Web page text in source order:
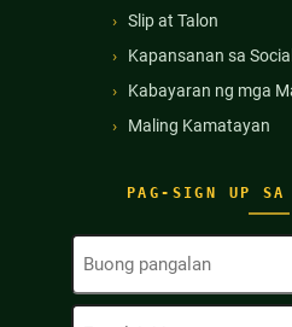
PAG-SIGN UP SA
Slip at Talon
Kapansanan sa
Kabayaran ng mga
Maling Kamatayan